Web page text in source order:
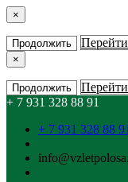
×
Продолжить
×
Продолжить
+ 7 931 328 88 91
+ 7 931 328 88 91